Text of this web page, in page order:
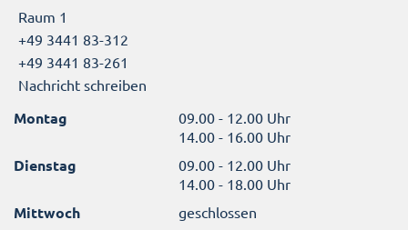
Raum 1
+49 3441 83-312
+49 3441 83-261
Nachricht schreiben
Montag
09.00 - 12.00 Uhr
14.00 - 16.00 Uhr
Dienstag
09.00 - 12.00 Uhr
14.00 - 18.00 Uhr
Mittwoch geschlossen